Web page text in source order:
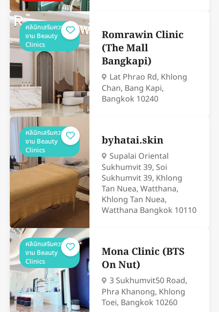
คลินิกเสริมความ
งาม Beauty
Clinics
Romrawin Clinic
(The Mall
Bangkapi)
Lat Phrao Rd, Khlong
Chan, Bang Kapi,
Bangkok 10240
คลินิกเสริมความ
งาม Beauty
Clinics
byhatai.skin
Supalai Oriental
Sukhumvit 39, Soi
Sukhumvit 39, Khlong
Tan Nuea, Watthana,
Khlong Tan Nuea,
Watthana Bangkok 10110
คลินิกเสริมความ
งาม Beauty
Clinics
Mona Clinic (BTS
On Nut)
3 Sukhumvit50 Road,
Phra Khanong, Khlong
Toei, Bangkok 10260